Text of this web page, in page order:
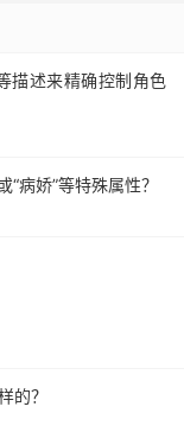
描述来精确控制角色
病娇”等特殊属性？
的？